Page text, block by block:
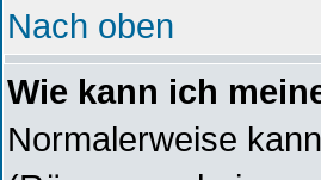
Nach oben
Wie kann ich
Normalerweise